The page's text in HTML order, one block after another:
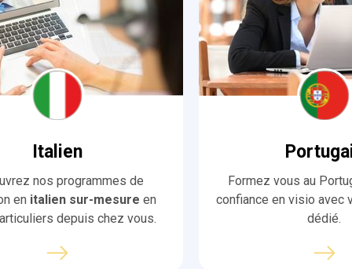
Italien
nos programmes de
en italien sur-mesure en
depuis chez vous.
Formez vous au
confiance en visio avec
dédié.